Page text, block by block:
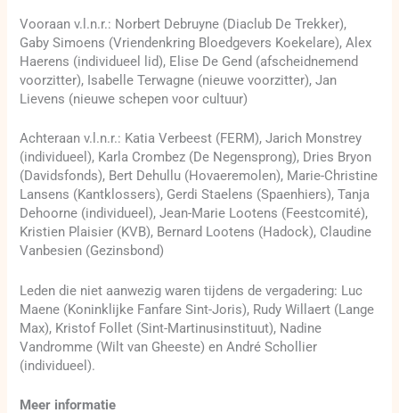
Vooraan v.l.n.r.: Norbert Debruyne (Diaclub De Trekker),
Gaby Simoens (Vriendenkring Bloedgevers Koekelare), Alex
Haerens (individueel lid), Elise De Gend (afscheidnemend
voorzitter), Isabelle Terwagne (nieuwe voorzitter), Jan
Lievens (nieuwe schepen voor cultuur)
Achteraan v.l.n.r.: Katia Verbeest (FERM), Jarich Monstrey
(individueel), Karla Crombez (De Negensprong), Dries Bryon
(Davidsfonds), Bert Dehullu (Hovaeremolen), Marie-Christine
Lansens (Kantklossers), Gerdi Staelens (Spaenhiers), Tanja
Dehoorne (individueel), Jean-Marie Lootens (Feestcomité),
Kristien Plaisier (KVB), Bernard Lootens (Hadock), Claudine
Vanbesien (Gezinsbond)
Leden die niet aanwezig waren tijdens de vergadering: Luc
Maene (Koninklijke Fanfare Sint-Joris), Rudy Willaert (Lange
Max), Kristof Follet (Sint-Martinusinstituut), Nadine
Vandromme (Wilt van Gheeste) en André Schollier
(individueel).
Meer informatie